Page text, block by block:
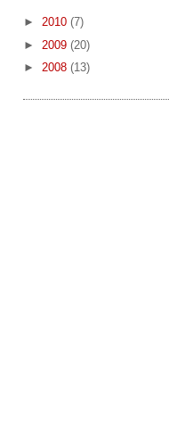
► 2010 (7)
► 2009 (20)
► 2008 (13)